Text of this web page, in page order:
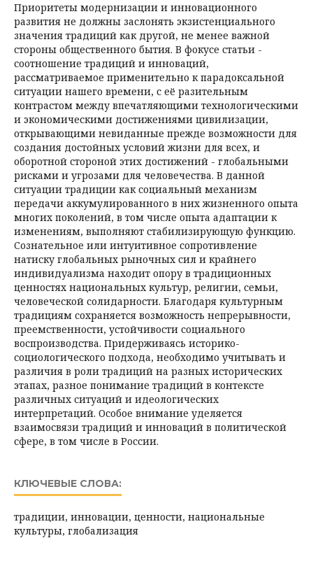
Приоритеты модернизации и инновационного
развития не должны заслонять экзистенциального
значения традиций как другой, не менее важной
стороны общественного бытия. В фокусе статьи -
соотношение традиций и инноваций,
рассматриваемое приме­нительно к парадоксальной
ситуации нашего времени, с её разительным
контрастом между впечатляющими технологическими
и экономическими достижениями цивилизации,
откры­вающими невиданные прежде возможности для
создания достойных условий жизни для всех, и
оборотной стороной этих достижений - глобальными
рисками и угрозами для человечества. В данной
ситуации традиции как социальный механизм
передачи аккумулированного в них жизненного опыта
многих поколений, в том числе опыта адаптации к
изменениям, выполняют стабилизирующую функцию.
Сознательное или интуитивное сопротивление
натиску глобаль­ных рыночных сил и крайнего
индивидуализма находит опору в традиционных
ценностях национальных культур, религии, семьи,
человеческой солидарности. Благодаря культурным
традициям сохраняется возможность непрерывности,
преемственности, устойчивости соци­ального
воспроизводства. Придерживаясь историко-
социологического подхода, необходимо учитывать и
различия в роли традиций на разных исторических
этапах, разное понимание традиций в контексте
различных ситуаций и идеологических
интерпретаций. Особое внимание уделяется
взаимосвязи традиций и инноваций в политической
сфере, в том числе в России.
КЛЮЧЕВЫЕ СЛОВА:
традиции, инновации, ценности, национальные
культуры, глобализация